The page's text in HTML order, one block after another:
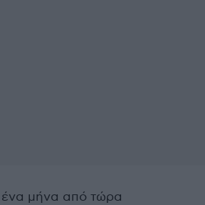
ένα μήνα από τώρα